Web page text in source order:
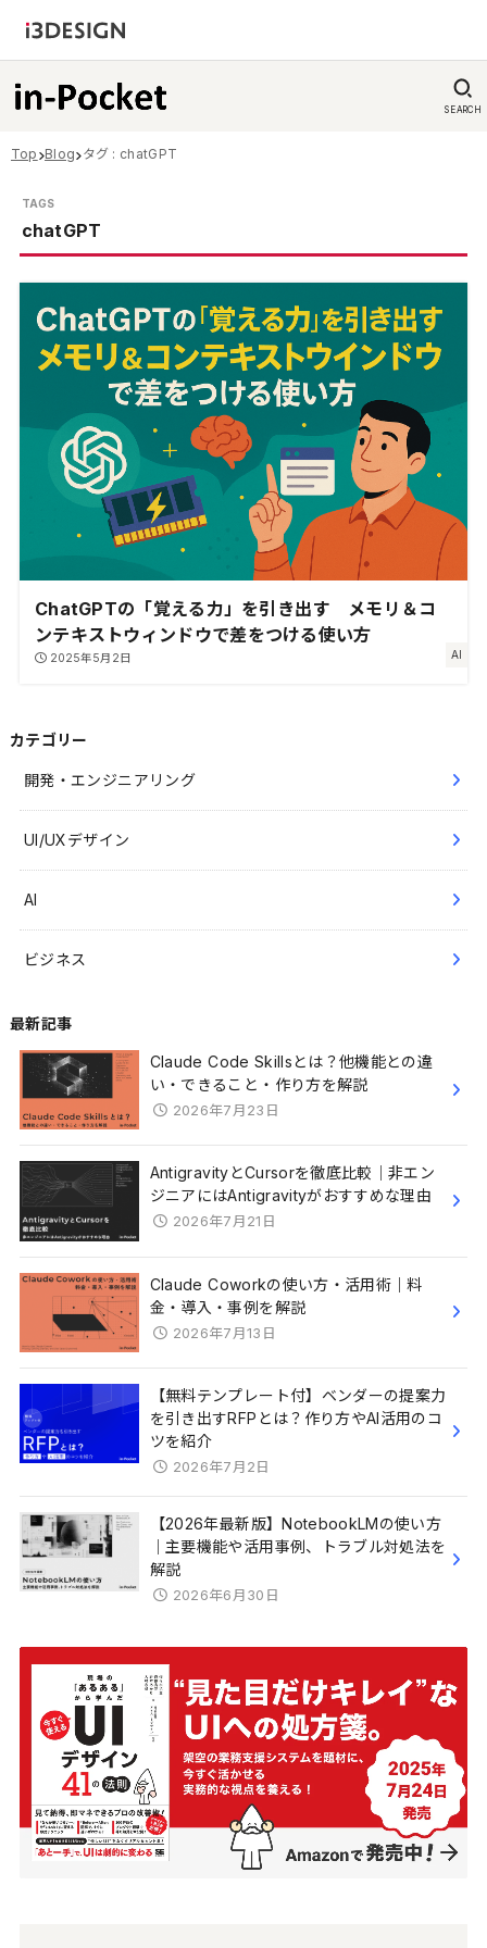
SEARCH
Top Blog タグ : chatGPT
chatGPT
AI
ChatGPTの「覚える力」を引き出す メモリ＆コ
ンテキストウィンドウで差をつける使い方
2025年5月2日
カテゴリー
開発・エンジニアリング
UI/UXデザイン
AI
ビジネス
最新記事
Claude Code Skillsとは？他機能との違
い・できること・作り方を解説
2026年7月23日
AntigravityとCursorを徹底比較｜非エン
ジニアにはAntigravityがおすすめな理由
2026年7月21日
Claude Coworkの使い方・活用術｜料
金・導入・事例を解説
2026年7月13日
【無料テンプレート付】ベンダーの提案力
を引き出すRFPとは？作り方やAI活用のコ
ツを紹介
2026年7月2日
【2026年最新版】NotebookLMの使い方
｜主要機能や活用事例、トラブル対処法を
解説
2026年6月30日